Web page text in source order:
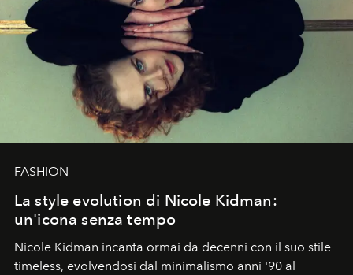
FASHION
La style evolution di Nicole Kidman:
un'icona senza tempo
Nicole Kidman incanta ormai da decenni con il suo stile
timeless, evolvendosi dal minimalismo anni '90 al